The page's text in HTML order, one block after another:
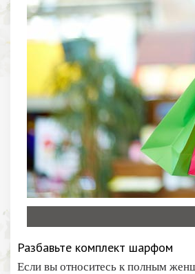
Разбавьте комплект шарфом
Если вы относитесь к полным